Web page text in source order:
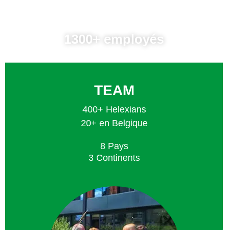
1300+ employés
TEAM
400+ Helexians
20+ en Belgique
8 Pays
3 Continents